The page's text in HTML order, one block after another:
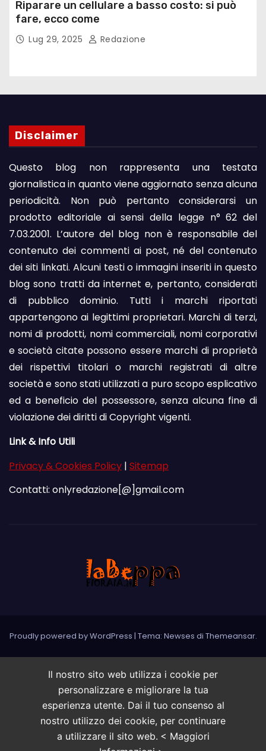
Riparare un cellulare a basso costo: si può
fare, ecco come
Lug 29, 2025 Redazione
Disclaimer
Questo blog non rappresenta una testata
giornalistica in quanto viene aggiornato senza alcuna
periodicità. Non può pertanto considerarsi un
prodotto editoriale ai sensi della legge n° 62 del
7.03.2001. L’autore del blog non è responsabile del
contenuto dei commenti ai post, né del contenuto
dei siti linkati. Alcuni testi o immagini inseriti in questo
blog sono tratti da internet e, pertanto, considerati
di pubblico dominio. Tutti i marchi riportati
appartengono ai legittimi proprietari. Marchi di terzi,
nomi di prodotti, nomi commerciali, nomi corporativi
e società citate possono essere marchi di proprietà
dei rispettivi titolari o marchi registrati di altre
società e sono stati utilizzati a puro scopo esplicativo
ed a beneficio del possessore, senza alcuna fine di
violazione dei diritti di Copyright vigenti.
Link & Info Utili
Privacy & Cookies Policy | Sitemap
Contatti: onlyredazione[@]gmail.com
Proudly powered by WordPress | Tema: Newses di Themeansar.
Il nostro sito web utilizza i cookie per
personalizzare e migliorare la tua
esperienza utente. Dai il tuo consenso al
nostro utilizzo dei cookie, per continuare
a utilizzare il sito web. < Maggiori